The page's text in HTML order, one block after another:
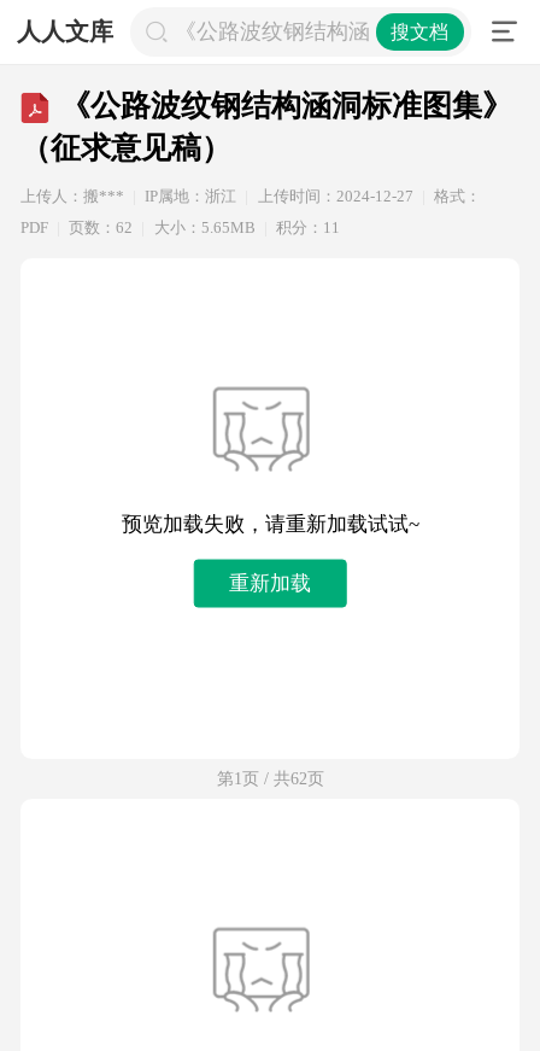
人人文库 《公路波纹钢结构涵洞标准图集》（
搜文档
《公路波纹钢结构涵洞标准图集》
（征求意见稿）
上传人：搬*** IP属地：浙江 上传时间：2024-12-27
格式：
PDF
页数：62 大小：5.65MB 积分：11
预览加载失败，请重新加载试试~
重新加载
第1页 / 共62页